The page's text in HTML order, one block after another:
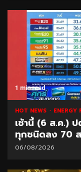
1 min read
HOT NEWS ENERGY
เช้านี้ (6 ส.ค.)
ทุกชนิดลง 70
06/08/2026